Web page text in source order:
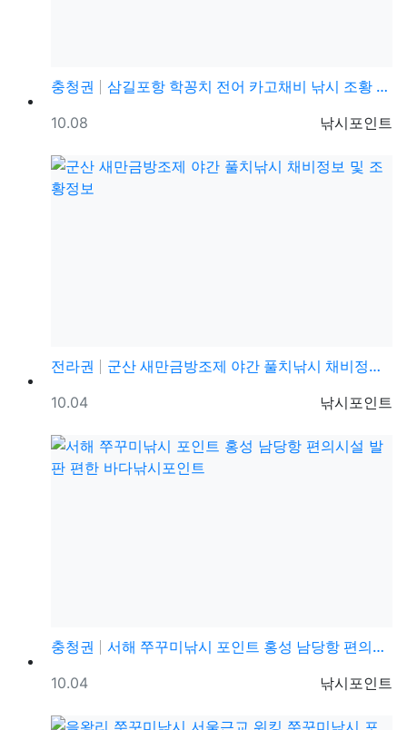
충청권
삼길포항 학꽁치 전어 카고채비 낚시 조황 정보
등록자
낚시포인트
등록일
10.08
전라권
군산 새만금방조제 야간 풀치낚시 채비정보 및 조황정보
등록자
낚시포인트
등록일
10.04
충청권
서해 쭈꾸미낚시 포인트 홍성 남당항 편의시설 발판 편한…
등록자
낚시포인트
등록일
10.04